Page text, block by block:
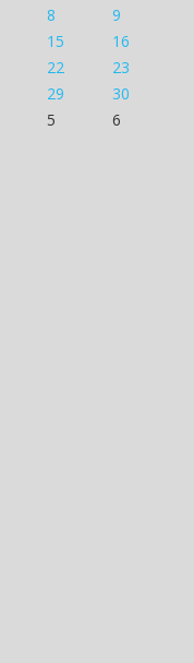
8
9
15
16
22
23
29
30
5 6